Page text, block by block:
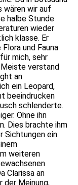
wären wir auf
halbe Stunde
wieder
klasse. Er
und Fauna
mich, sehr
verstand
an
ein Leopard,
beeindrucken
schlenderte.
Ohne ihn
Dies brachte ihm
Sichtungen ein.
weiteren
Clarissa an
der Meinung,